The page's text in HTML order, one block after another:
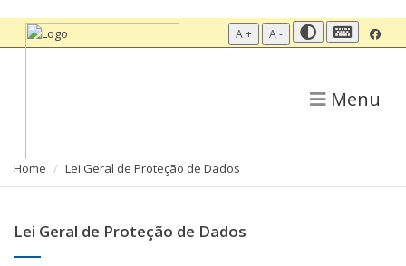
A + A -
Menu
Home Lei Geral de Proteção de Dados
Lei Geral de Proteção de Dados